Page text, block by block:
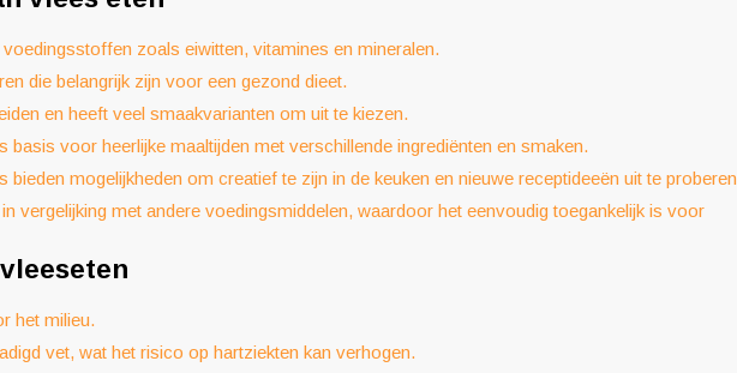
zoals eiwitten, vitamines en mineralen.
die belangrijk zijn voor een gezond dieet.
en heeft veel smaakvarianten om uit te kiezen.
basis voor heerlijke maaltijden met verschillende ingrediënten en smaken.
bieden mogelijkheden om creatief te zijn in de keuken en nieuwe receptideeën uit te proberen
vergelijking met andere voedingsmiddelen, waardoor het eenvoudig toegankelijk is voor
het milieu.
vet, wat het risico op hartziekten kan verhogen.